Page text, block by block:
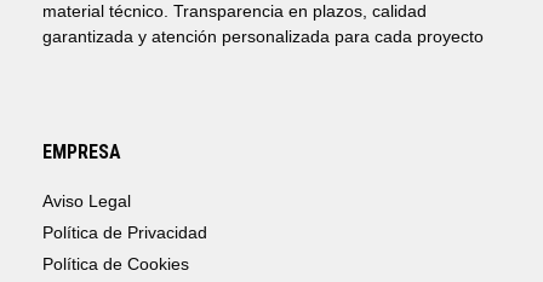
material técnico. Transparencia en plazos, calidad
garantizada y atención personalizada para cada proyecto
EMPRESA
Aviso Legal
Política de Privacidad
Política de Cookies